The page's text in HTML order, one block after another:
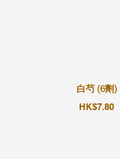
白芍 (6劑)
HK$7.80